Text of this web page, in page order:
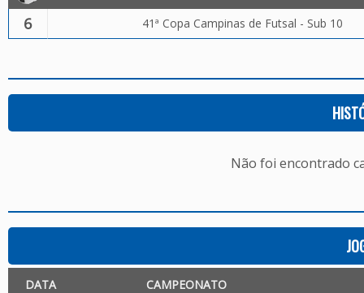
6 41ª Copa Campinas de Futsal - Sub 10
Não foi encontrado
DATA CAMPEONATO